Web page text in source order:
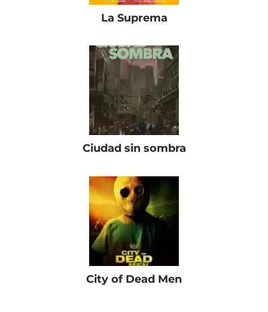
La Suprema
Ciudad sin sombra
City of Dead Men